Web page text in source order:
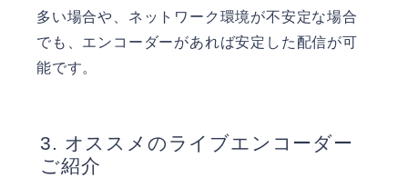
多い場合や、ネットワーク環境が不安定な場合
でも、エンコーダーがあれば安定した配信が可
能です。
オススメのライブエンコーダー
ご紹介